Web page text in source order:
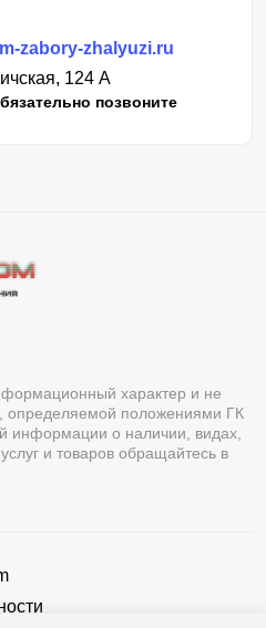
zabory-zhalyuzi.ru
124 А
позвоните
характер и не
определяемой положениями ГК
информации о наличии, видах,
и товаров обращайтесь в